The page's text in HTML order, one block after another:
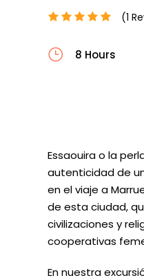
(1
8 Hours
Essaouira o la
autenticidad de
en el viaje a
de esta ciudad,
civilizaciones y
cooperativas
En nuestra